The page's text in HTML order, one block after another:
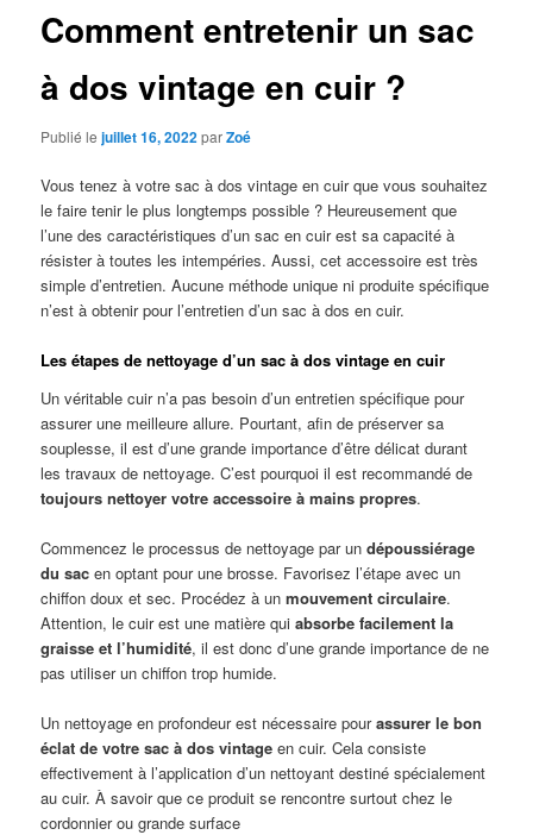
Comment entretenir un sac
à dos vintage en cuir ?
Publié lejuillet 16, 2022parZoé
Vous tenez à votre sac à dos vintage en cuir que vous souhaitez
le faire tenir le plus longtemps possible ? Heureusement que
l’une des caractéristiques d’un sac en cuir est sa capacité à
résister à toutes les intempéries. Aussi, cet accessoire est très
simple d’entretien. Aucune méthode unique ni produite spécifique
n’est à obtenir pour l’entretien d’un sac à dos en cuir.
Les étapes de nettoyage d’un sac à dos vintage en cuir
Un véritable cuir n’a pas besoin d’un entretien spécifique pour
assurer une meilleure allure. Pourtant, afin de préserver sa
souplesse, il est d’une grande importance d’être délicat durant
les travaux de nettoyage. C’est pourquoi il est recommandé de
toujours nettoyer votre accessoire à mains propres.
Commencez le processus de nettoyage par undépoussiérage
du sacen optant pour une brosse. Favorisez l’étape avec un
chiffon doux et sec. Procédez à unmouvement circulaire.
Attention, le cuir est une matière quiabsorbe facilement la
graisse et l’humidité, il est donc d’une grande importance de ne
pas utiliser un chiffon trop humide.
Un nettoyage en profondeur est nécessaire pourassurer le bon
éclat de votre sac à dos vintage en cuir. Cela consiste
effectivement à l’application d’un nettoyant destiné spécialement
au cuir. À savoir que ce produit se rencontre surtout chez le
cordonnier ou grande surface